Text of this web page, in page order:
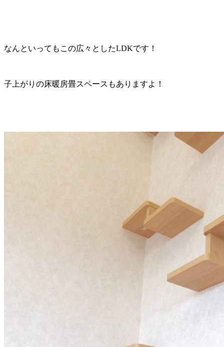
なんといってもこの広々としたLDKです！
子上がりの床暖房畳スペースもありますよ！